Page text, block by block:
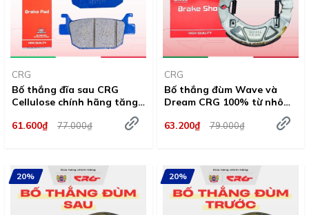
CRG
Bố thắng đĩa sau CRG
Cellulose chính hãng tăng
ma sát ceramic chống cháy
61.600₫
77.000₫
CRG
Bố thắng đùm Wave và
Dream CRG 100% từ nhôm
ADC12 tăng ma sát chất
lượng vượt trội
63.200₫ 79.000₫
20% 20%